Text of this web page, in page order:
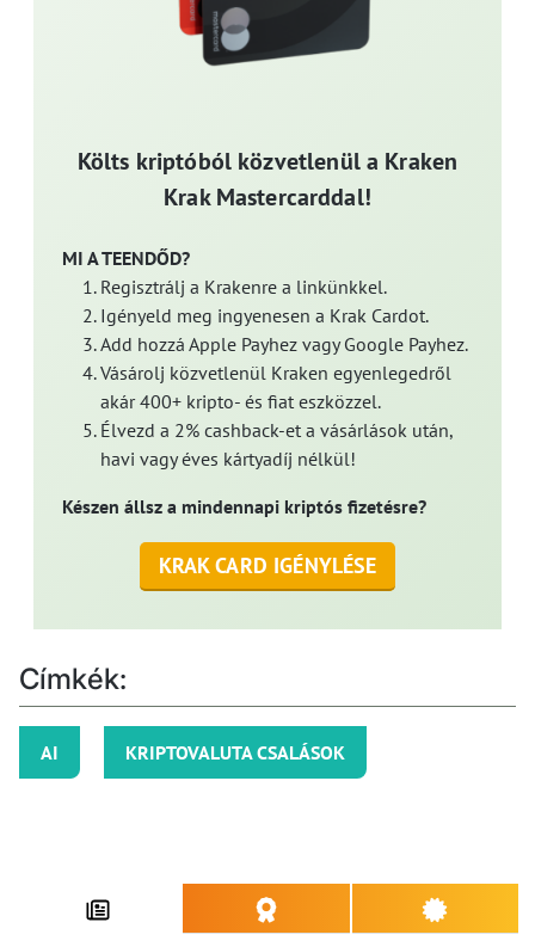
Költs kriptóból közvetlenül a Kraken
Krak Mastercarddal!
MI A TEENDŐD?
Regisztrálj a Krakenre a linkünkkel.
Igényeld meg ingyenesen a Krak Cardot.
Add hozzá Apple Payhez vagy Google Payhez.
Vásárolj közvetlenül Kraken egyenlegedről
akár 400+ kripto- és fiat eszközzel.
Élvezd a 2% cashback-et a vásárlások után,
havi vagy éves kártyadíj nélkül!
Készen állsz a mindennapi kriptós fizetésre?
KRAK CARD IGÉNYLÉSE
Címkék:
AI KRIPTOVALUTA CSALÁSOK